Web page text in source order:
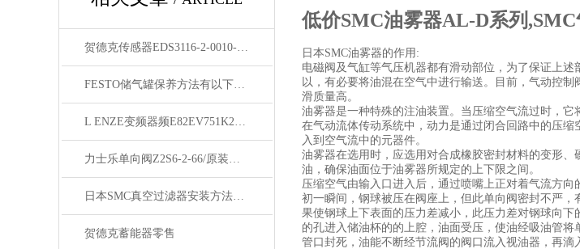
贺德克传感器EDS3116-2-0010-000原装新品
FESTO储气罐保养方法有以下两种
L ENZE变频器频E82EV751K2C200供应
力士乐单向阀Z2S6-2-66/原装现货
日本SMC真空过滤器安装方法与过滤速度
贺德克蓄能器零售
低价SMC油雾器AL-D系列
日本SMC油雾器的作用:
电磁阀及气缸等气压机器都有滑动部位，为了保证上
以，有必要将油混在空气中进行输送。目前，气动控
滑质量高。
油雾器是一种特殊的注油装置。当压缩空气流过时，
在气动流体传动系统中，动力是通过闭合回路中的压
入到空气流中的元器件。
油雾器在选用时，应选用对合成橡胶密封材料的变形
油，确保油面位于油雾器所规定的上下限之间。
压缩空气由输入口进入后，通过喷嘴上正对着气流方
初一瞬间，钢球被压在阀座上，但此单向阀密封不严
果使钢球上下表面的压力差减小，此压力差对钢球向
的孔进入储油杯的的上腔，油面受压，使油经吸油管
管口封死，油能不断经节流阀的阀口流入视油器，再